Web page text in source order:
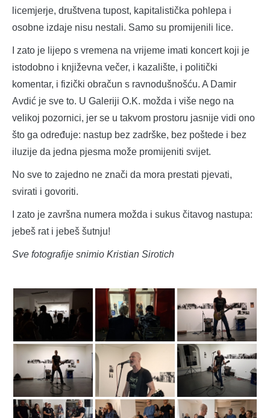
licemjerje, društvena tupost, kapitalistička pohlepa i
osobne izdaje nisu nestali. Samo su promijenili lice.
I zato je lijepo s vremena na vrijeme imati koncert koji je
istodobno i književna večer, i kazalište, i politički
komentar, i fizički obračun s ravnodušnošću. A Damir
Avdić je sve to. U Galeriji O.K. možda i više nego na
velikoj pozornici, jer se u takvom prostoru jasnije vidi ono
što ga određuje: nastup bez zadrške, bez poštede i bez
iluzije da jedna pjesma može promijeniti svijet.
No sve to zajedno ne znači da mora prestati pjevati,
svirati i govoriti.
I zato je završna numera možda i sukus čitavog nastupa:
jebeš rat i jebeš šutnju!
Sve fotografije snimio Kristian Sirotich